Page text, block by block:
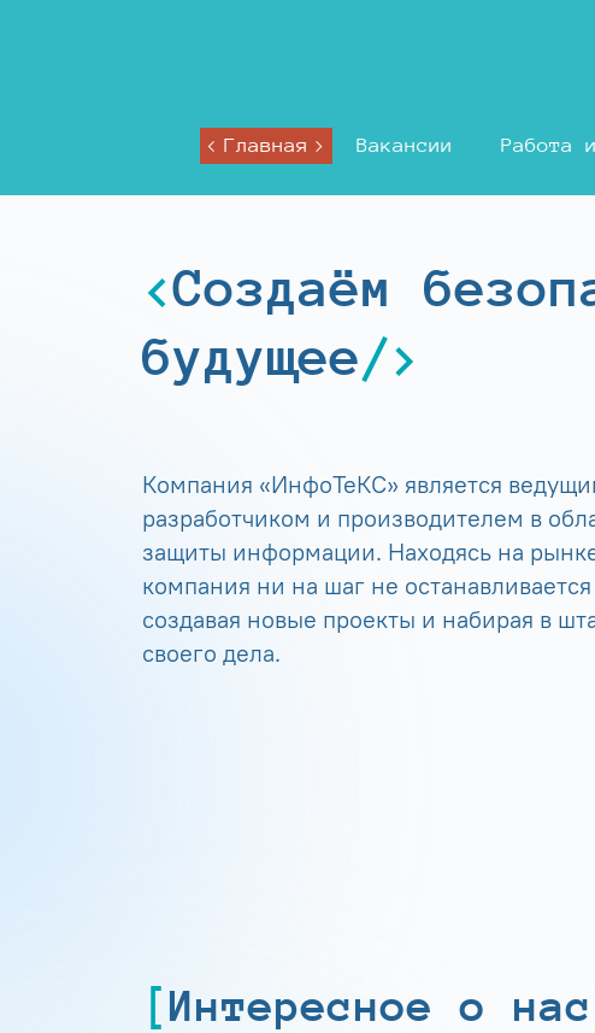
Главная Вакансии Работа
Создаём
будущее
Компания «ИнфоТеКС» является
разработчиком и производителем в
защиты информации. Находясь на
компания ни на шаг не
создавая новые проекты и набирая в
своего дела.
Интересное о нас